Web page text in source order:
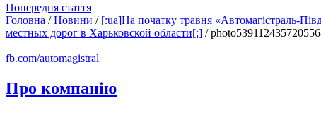
Попередня стаття
Головна / Новини / [:ua]На початку травня «Автомагістраль-
местных дорог в Харьковской области[:] /
fb.com/automagistral
Про компанію